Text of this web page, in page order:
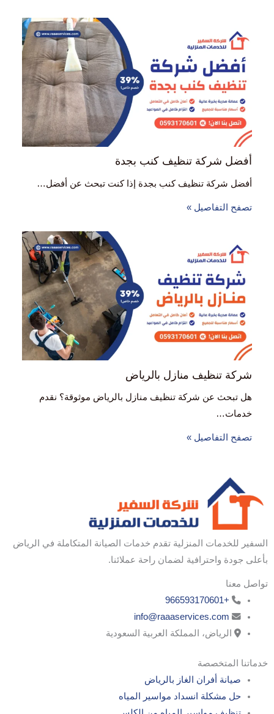
أفضل شركة تنظيف كنب بجدة
أفضل شركة تنظيف كنب بجدة إذا كنت تبحث عن أفضل…
تصفح التفاصيل »
شركة تنظيف منازل بالرياض
هل تبحث عن شركة تنظيف منازل بالرياض موثوقة؟ نقدم
خدمات…
تصفح التفاصيل »
السفير للخدمات المنزلية تقدم خدمات الصيانة المتكاملة في الرياض
بأعلى جودة واحترافية لضمان راحة عملائنا.
تواصل معنا
+966593170601
info@raaaservices.com
الرياض، المملكة العربية السعودية
خدماتنا المتخصصة
صيانة أفران الغاز بالرياض
حل مشكلة انسداد مواسير المياه